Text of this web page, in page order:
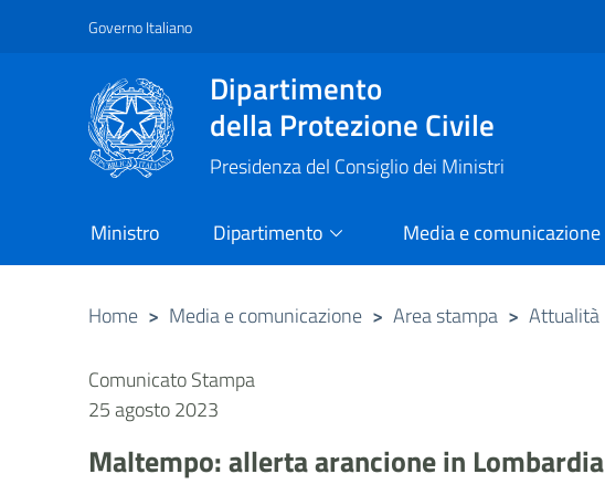
Vai al contenuto principale
Raggiungi il piè di pagina
Governo Italiano
Dipartimento
della Protezione Civile
Presidenza del Consiglio dei Ministri
Ministro Dipartimento Media e comunicazione
Home > Media e comunicazione > Area stampa > Attualità
Comunicato Stampa
25 agosto 2023
Maltempo: allerta arancione in Lombardia